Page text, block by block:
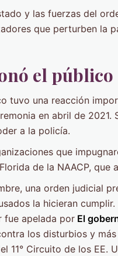
y las fuerzas del
que perturben la
el
tuvo una reacción
en abril de
a la policía.
que
de la NAACP,
una orden judicial
​​​​la hicieran
fue apelada por El
los disturbios y
11° Circuito de los EE.